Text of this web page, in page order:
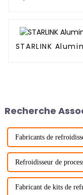
STARLINK
Recherche
Fabricants de
Refroidisseur de
Fabricant de kits de